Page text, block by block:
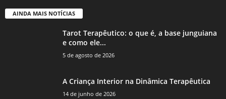
AINDA MAIS NOTÍCIAS
Tarot Terapêutico: o que é, a base junguiana
e como ele...
5 de agosto de 2026
A Criança Interior na Dinâmica Terapêutica
14 de junho de 2026